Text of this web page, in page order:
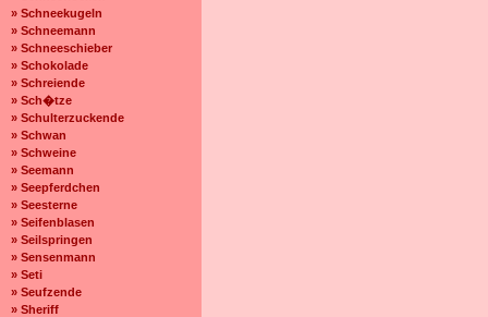
» Schneekugeln
» Schneemann
» Schneeschieber
» Schokolade
» Schreiende
» Sch�tze
» Schulterzuckende
» Schwan
» Schweine
» Seemann
» Seepferdchen
» Seesterne
» Seifenblasen
» Seilspringen
» Sensenmann
» Seti
» Seufzende
» Sheriff